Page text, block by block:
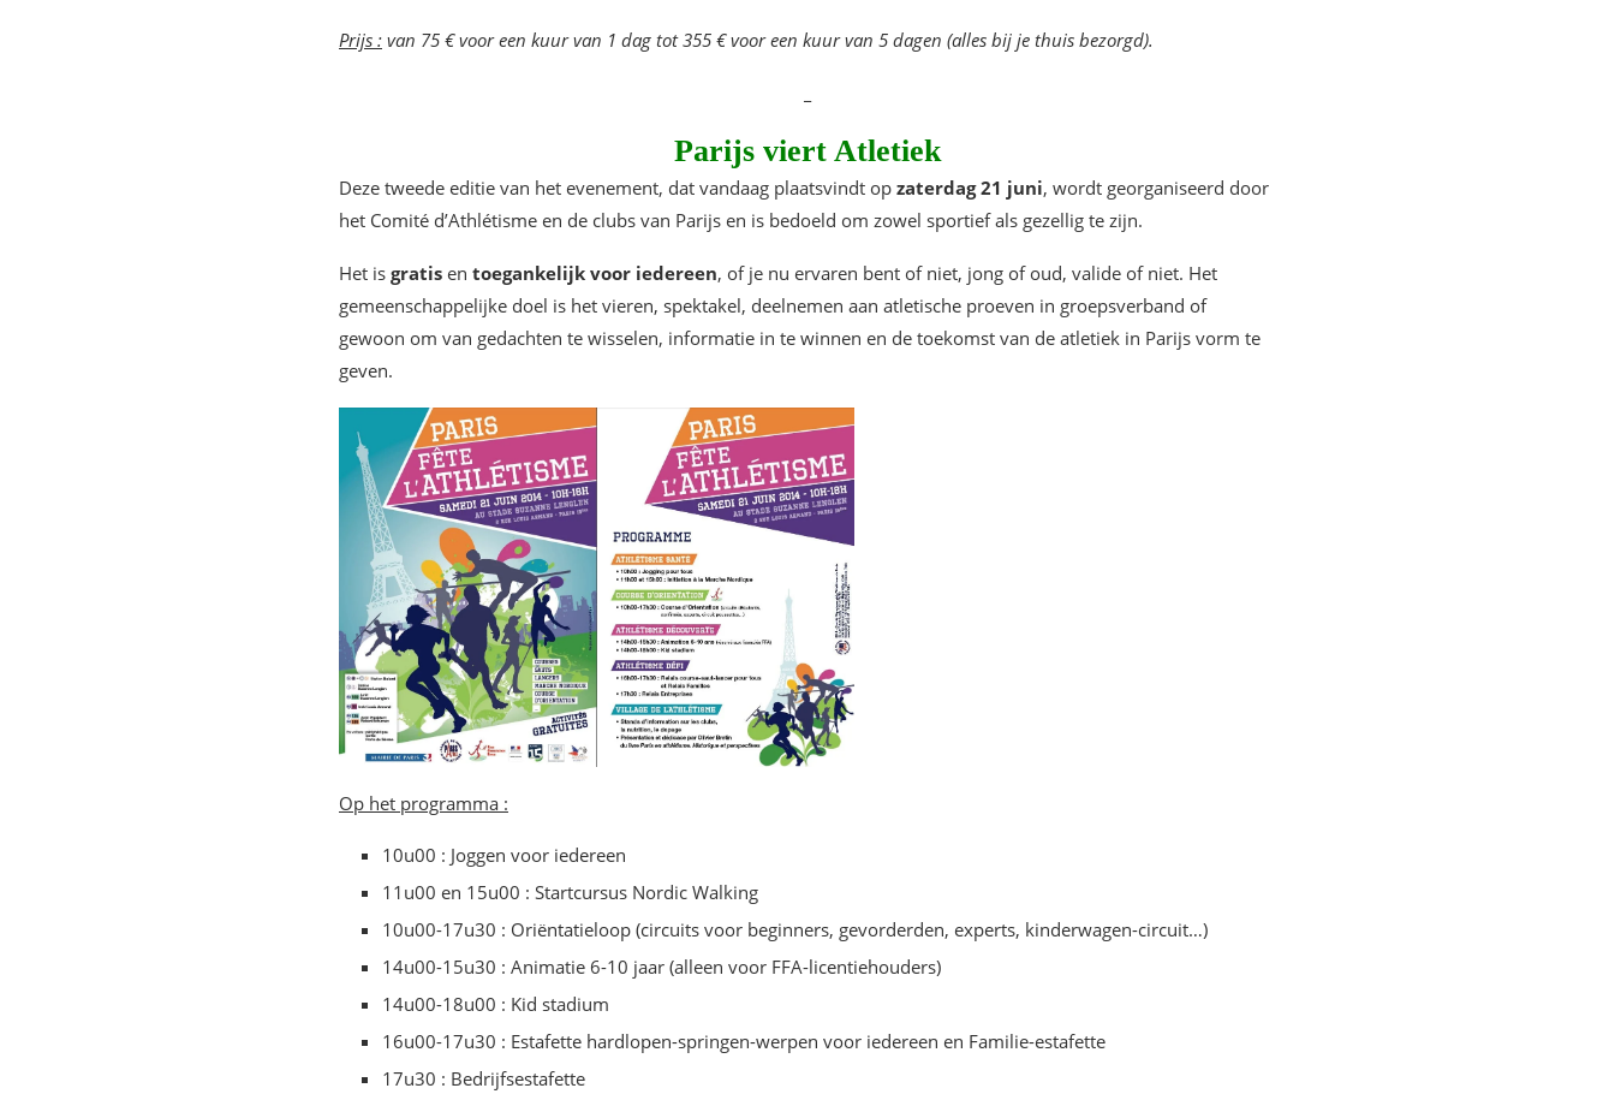
Prijs : van 75 € voor een kuur van 1 dag tot 355 € voor een kuur van 5 dagen (alles bij je thuis bezorgd).
Parijs viert Atletiek
Deze tweede editie van het evenement, dat vandaag plaatsvindt op zaterdag 21 juni, wordt georganiseerd door
het Comité d’Athlétisme en de clubs van Parijs en is bedoeld om zowel sportief als gezellig te zijn.
Het is gratis en toegankelijk voor iedereen, of je nu ervaren bent of niet, jong of oud, valide of niet. Het
gemeenschappelijke doel is het vieren, spektakel, deelnemen aan atletische proeven in groepsverband of
gewoon om van gedachten te wisselen, informatie in te winnen en de toekomst van de atletiek in Parijs vorm te
geven.
Op het programma :
10u00 : Joggen voor iedereen
11u00 en 15u00 : Startcursus Nordic Walking
10u00-17u30 : Oriëntatieloop (circuits voor beginners, gevorderden, experts, kinderwagen-circuit…)
14u00-15u30 : Animatie 6-10 jaar (alleen voor FFA-licentiehouders)
14u00-18u00 : Kid stadium
16u00-17u30 : Estafette hardlopen-springen-werpen voor iedereen en Familie-estafette
17u30 : Bedrijfsestafette